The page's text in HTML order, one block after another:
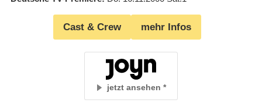
Cast & Crew mehr Infos
jetzt ansehen